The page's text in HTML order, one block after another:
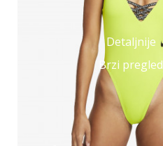
Detaljnije
Brzi pregled